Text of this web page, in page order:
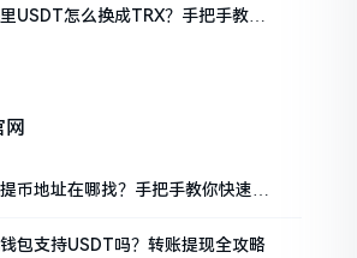
USDT怎么换成TRX？手把手教你
币地址在哪找？手把手教你快速查
包支持USDT吗？转账提现全攻略